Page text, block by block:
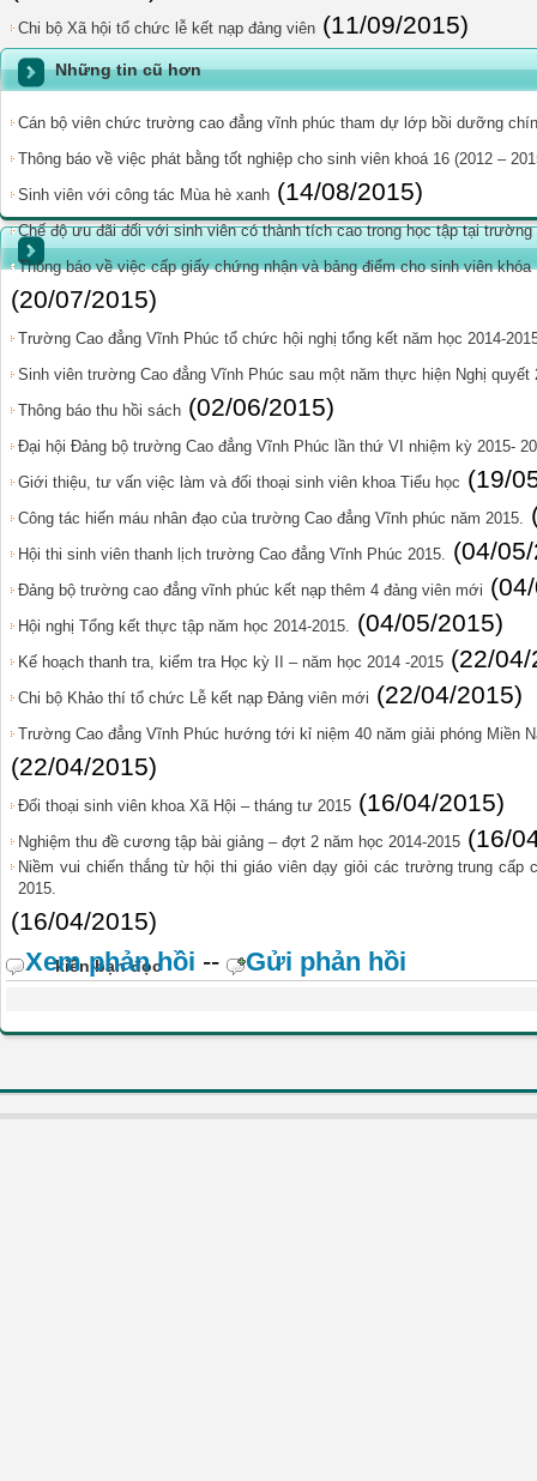
Chi bộ Xã hội tổ chức lễ kết nạp đảng viên (11/09/2015)
Những tin cũ hơn
Cán bộ viên chức trường cao đẳng vĩnh phúc tham dự lớp bồi dưỡng
Thông báo về việc phát bằng tốt nghiệp cho sinh viên khoá 16 (2012 –
Sinh viên với công tác Mùa hè xanh (14/08/2015)
Chế độ ưu đãi đối với sinh viên có thành tích cao trong học tập tại trường
Thông báo về việc cấp giấy chứng nhận và bảng điểm cho sinh viên
(20/07/2015)
Trường Cao đẳng Vĩnh Phúc tổ chức hội nghị tổng kết năm học 2014-
Sinh viên trường Cao đẳng Vĩnh Phúc sau một năm thực hiện Nghị quyết
Thông báo thu hồi sách (02/06/2015)
Đại hội Đảng bộ trường Cao đẳng Vĩnh Phúc lần thứ VI nhiệm kỳ 2015-
Giới thiệu, tư vấn việc làm và đối thoại sinh viên khoa Tiểu học (19/
Công tác hiến máu nhân đạo của trường Cao đẳng Vĩnh phúc năm 2015.
Hội thi sinh viên thanh lịch trường Cao đẳng Vĩnh Phúc 2015. (04/
Đảng bộ trường cao đẳng vĩnh phúc kết nạp thêm 4 đảng viên mới
Hội nghị Tổng kết thực tập năm học 2014-2015. (04/05/2015)
Kế hoạch thanh tra, kiểm tra Học kỳ II – năm học 2014 -2015 (22/
Chi bộ Khảo thí tổ chức Lễ kết nạp Đảng viên mới (22/04/2015)
Trường Cao đẳng Vĩnh Phúc hướng tới kỉ niệm 40 năm giải phóng Miền
(22/04/2015)
Đối thoại sinh viên khoa Xã Hội – tháng tư 2015 (16/04/2015)
Nghiệm thu đề cương tập bài giảng – đợt 2 năm học 2014-2015 (16/
Niềm vui chiến thắng từ hội thi giáo viên dạy giỏi các trường trung cấp
2015.
(16/04/2015)
kiến bạn đọc
Xem phản hồi -- Gửi phản hồi